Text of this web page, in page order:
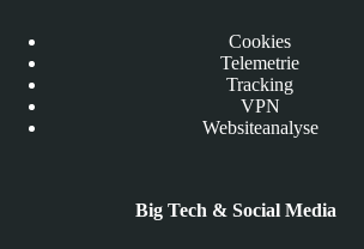
Cookies
Telemetrie
Tracking
VPN
Websiteanalyse
Big Tech & Social Media